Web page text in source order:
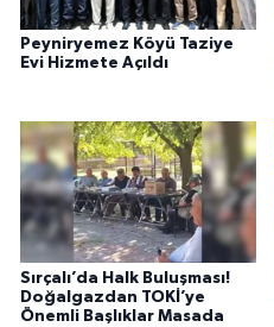
Peyniryemez Köyü Taziye
Evi Hizmete Açıldı
Sırçalı’da Halk Buluşması!
Doğalgazdan TOKİ’ye
Önemli Başlıklar Masada